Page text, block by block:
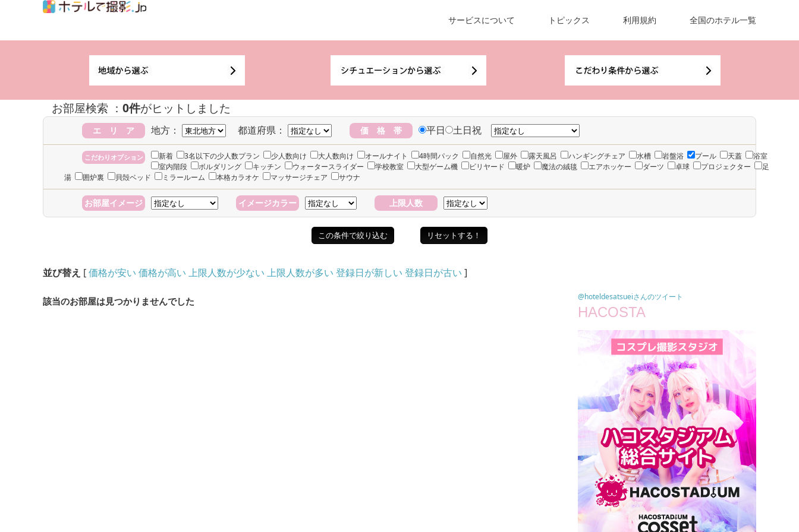
サービスについて トピックス 利用規約 全国のホテル一覧
お部屋検索 ： 0件がヒットしました
エ リ ア 地方： 都道府県： 価 格 帯 平日 土日祝
こだわりオプション 新着 3名以下の少人数プラン 少人数向け 大人数向け オールナイト 4時間パック 自然光 屋外 露天風呂 ハンギングチェア 水槽 岩盤浴 プール 天蓋
浴室
室内階段
ボルダリング キッチン ウォータースライダー 学校教室 大型ゲーム機 ビリヤード 暖炉 魔法の絨毯 エアホッケー ダーツ 卓球 プロジェクター
足
湯
囲炉裏 貝殻ベッド ミラールーム 本格カラオケ マッサージチェア サウナ
お部屋イメージ イメージカラー 上限人数
並び替え [価格が安い 価格が高い 上限人数が少ない 上限人数が多い 登録日が新しい 登録日が古い ]
該当のお部屋は見つかりませんでした @hoteldesatsueiさんのツイート
HACOSTA